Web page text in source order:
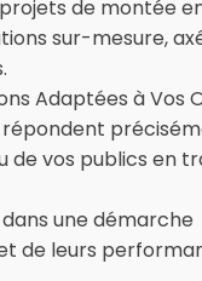
de montée
sur-mesure,
Adaptées à Vos
répondent
vos publics en
une démarche
de leurs